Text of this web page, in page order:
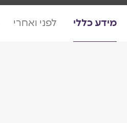
מידע כללי לפני ואחרי